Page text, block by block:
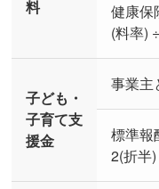
料
健康保
(料率)
子ども・
子育て支
援金
事業主
標準報
2(折半)